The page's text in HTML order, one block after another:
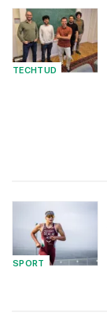
TECHTUD
SPORT